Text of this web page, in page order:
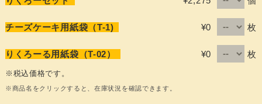
チーズケーキ用紙袋（T-1) ¥0 枚
りくろーる用紙袋（T-02） ¥0 枚
※税込価格です。
※商品名をクリックすると、在庫状況を確認できます。